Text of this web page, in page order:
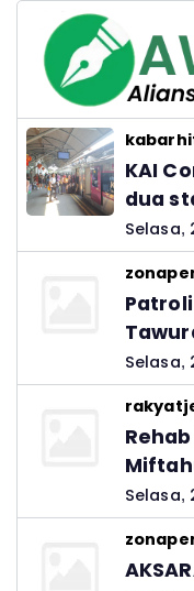
KAI
dua
Selasa,
Selasa,
Kadis
Jawab
Selasa,